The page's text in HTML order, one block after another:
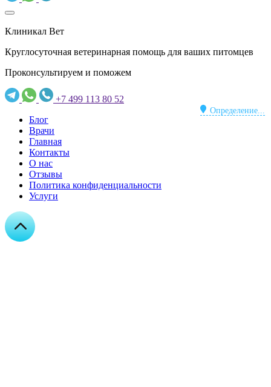
Клиникал Вет
Круглосуточная ветеринарная помощь для ваших питомцев
Проконсультируем и поможем
+7 499 113 80 52
Определение...
Блог
Врачи
Главная
Контакты
О нас
Отзывы
Политика конфиденциальности
Услуги